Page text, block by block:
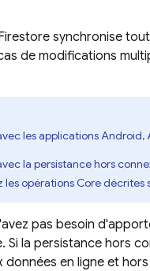
synchronise
de modifications
les applications Android,
la persistance hors
les opérations Core
pas besoin
. Si la persistance hors
en ligne et